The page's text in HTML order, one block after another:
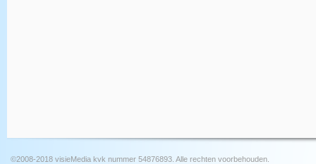
©2008-2018 visieMedia kvk nummer 54876893. Alle rechten voorbehouden.